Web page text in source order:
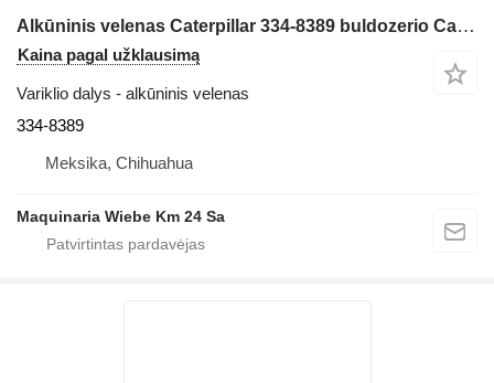
Alkūninis velenas Caterpillar 334-8389 buldozerio Caterpillar D8T
Kaina pagal užklausimą
Variklio dalys - alkūninis velenas
334-8389
Meksika, Chihuahua
Maquinaria Wiebe Km 24 Sa